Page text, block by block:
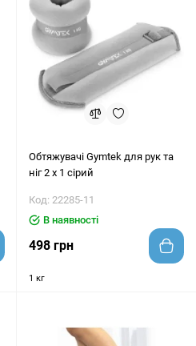
Обтяжувачі Gymtek для рук та
ніг 2 х 1 сірий
Код: 22285-11
В наявності
498 грн
1 кг